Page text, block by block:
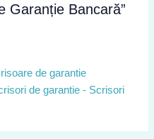
Garanție Bancară”
de garantie
de garantie - Scrisori